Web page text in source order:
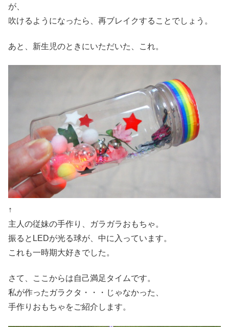
が、
吹けるようになったら、再ブレイクすることでしょう。
あと、新生児のときにいただいた、これ。
↑
主人の従妹の手作り、ガラガラおもちゃ。
振るとLEDが光る球が、中に入っています。
これも一時期大好きでした。
さて、ここからは自己満足タイムです。
私が作ったガラクタ・・・じゃなかった、
手作りおもちゃをご紹介します。